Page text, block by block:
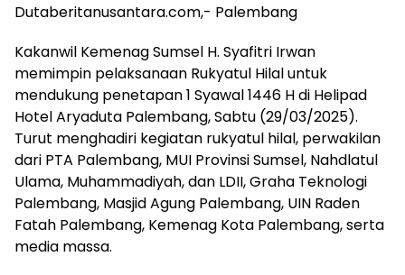
Dutaberitanusantara.com,- Palembang
Kakanwil Kemenag Sumsel H. Syafitri Irwan
memimpin pelaksanaan Rukyatul Hilal untuk
mendukung penetapan 1 Syawal 1446 H di Helipad
Hotel Aryaduta Palembang, Sabtu (29/03/2025).
Turut menghadiri kegiatan rukyatul hilal, perwakilan
dari PTA Palembang, MUI Provinsi Sumsel, Nahdlatul
Ulama, Muhammadiyah, dan LDII, Graha Teknologi
Palembang, Masjid Agung Palembang, UIN Raden
Fatah Palembang, Kemenag Kota Palembang, serta
media massa.